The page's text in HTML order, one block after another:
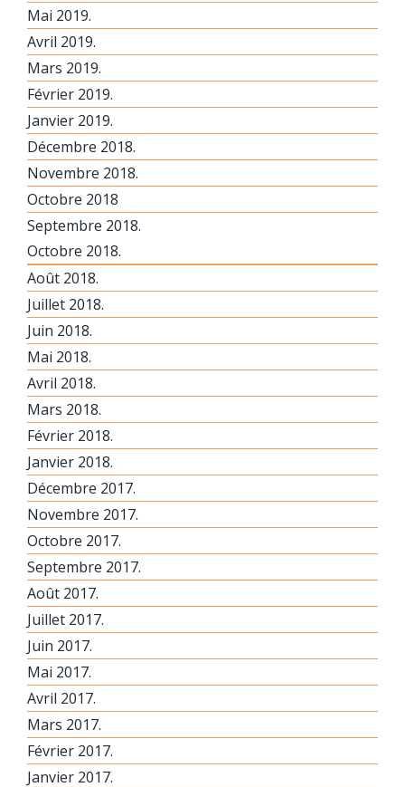
Mai 2019.
Avril 2019.
Mars 2019.
Février 2019.
Janvier 2019.
Décembre 2018.
Novembre 2018.
Octobre 2018
Septembre 2018.
Octobre 2018.
Août 2018.
Juillet 2018.
Juin 2018.
Mai 2018.
Avril 2018.
Mars 2018.
Février 2018.
Janvier 2018.
Décembre 2017.
Novembre 2017.
Octobre 2017.
Septembre 2017.
Août 2017.
Juillet 2017.
Juin 2017.
Mai 2017.
Avril 2017.
Mars 2017.
Février 2017.
Janvier 2017.